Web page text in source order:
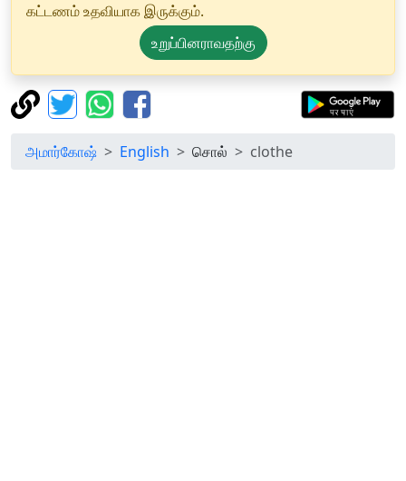
கட்டணம் உதவியாக இருக்கும்.
உறுப்பினராவதற்கு
அமார்கோஷ் English சொல் clothe